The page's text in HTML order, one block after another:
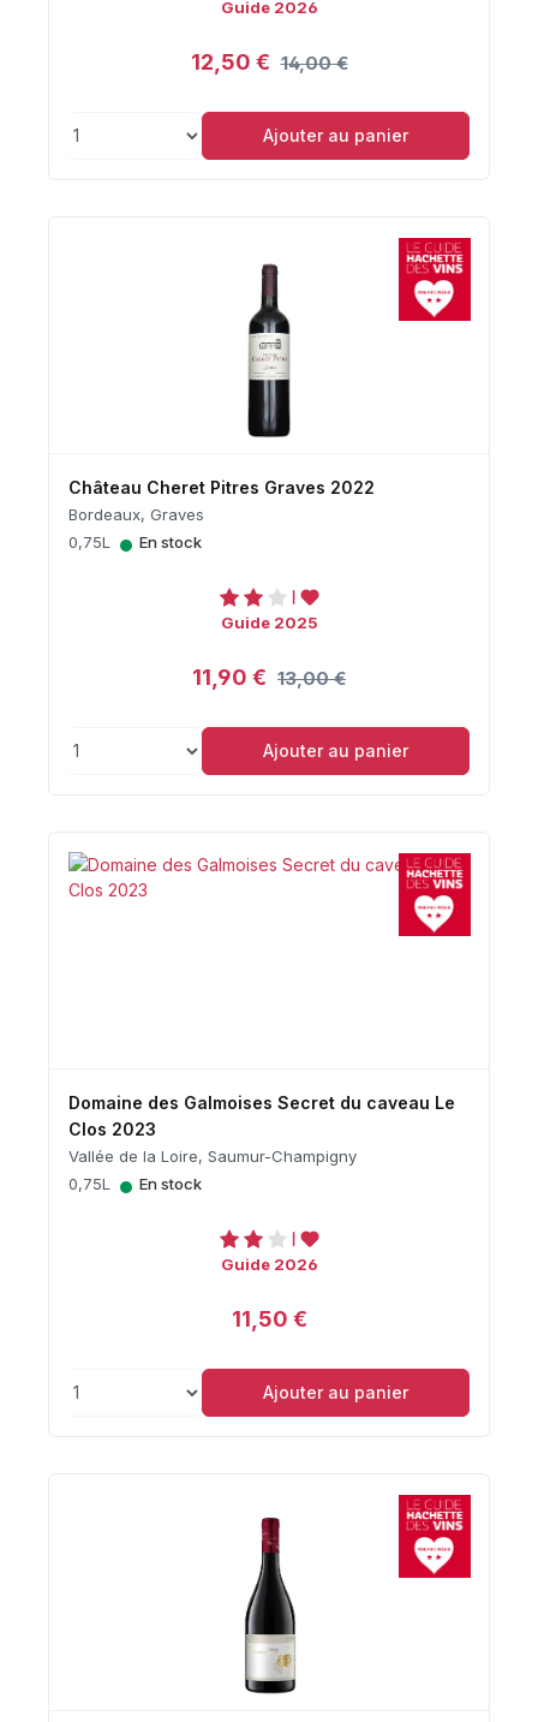
Guide 2026
12,50 € 14,00 €
Ajouter au panier
Château Cheret Pitres Graves 2022
Bordeaux, Graves
0,75L
• En stock
Guide 2025
11,90 € 13,00 €
Ajouter au panier
Domaine des Galmoises Secret du caveau Le
Clos 2023
Vallée de la Loire, Saumur-Champigny
0,75L
• En stock
Guide 2026
11,50 €
Ajouter au panier